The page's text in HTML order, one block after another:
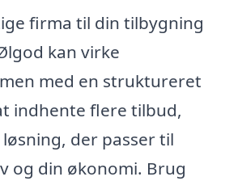
firma til din tilbygning
kan virke
med en struktureret
indhente flere tilbud,
der passer til
og din økonomi. Brug